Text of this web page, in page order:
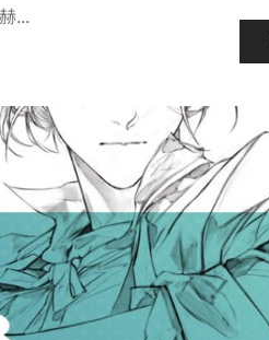
...